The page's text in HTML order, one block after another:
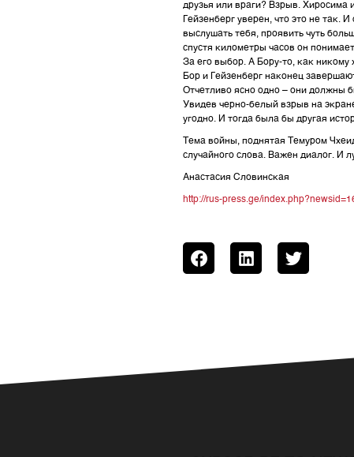
друзья или враги? Взрыв. Хиросима
Гейзенберг уверен, что это не
выслушать тебя, проявить чуть
спустя километры часов он
За его выбор. А Бору-то, как никому
Бор и Гейзенберг наконец
Отчетливо ясно одно – они должны
Увидев черно-белый взрыв на
угодно. И тогда была бы другая
Тема войны, поднятая Темуром
случайного слова. Важен диалог. И
Анастасия Словинская
http://rus-press.ge/